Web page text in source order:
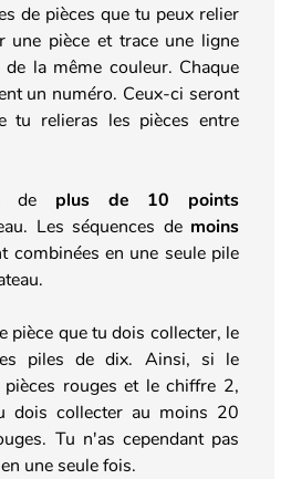
de pièces que tu peux relier
une pièce et trace une ligne
la même couleur. Chaque
un numéro. Ceux-ci seront
tu relieras les pièces entre
de plus de 10 points
Les séquences de moins
combinées en une seule pile
pièce que tu dois collecter, le
piles de dix. Ainsi, si le
rouges et le chiffre 2,
dois collecter au moins 20
Tu n'as cependant pas
une seule fois.